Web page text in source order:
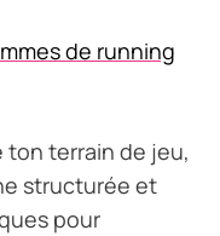
de running
ton terrain de jeu,
structurée et
pour